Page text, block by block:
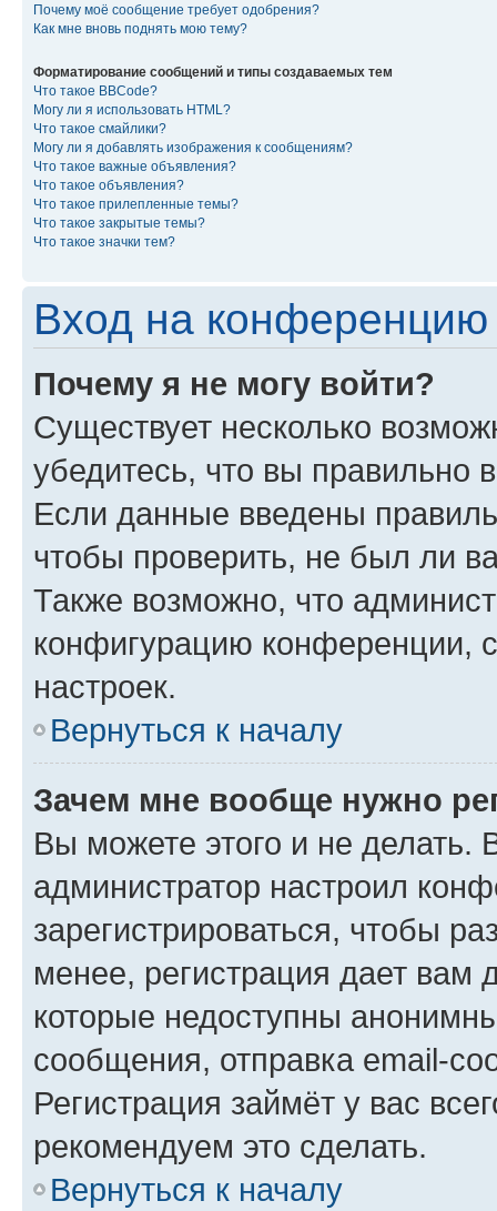
Почему моё сообщение требует одобрения?
Как мне вновь поднять мою тему?
Форматирование сообщений и типы создаваемых тем
Что такое BBCode?
Могу ли я использовать HTML?
Что такое смайлики?
Могу ли я добавлять изображения к сообщениям?
Что такое важные объявления?
Что такое объявления?
Что такое прилепленные темы?
Что такое закрытые темы?
Что такое значки тем?
Вход на конференцию
Почему я не могу войти?
Существует несколько
убедитесь, что вы правильно
Если данные введены
чтобы проверить, не был ли
Также возможно, что
конфигурацию конференции,
настроек.
Вернуться к началу
Зачем мне вообще нужно
Вы можете этого и не делать.
администратор настроил
зарегистрироваться, чтобы
менее, регистрация дает вам
которые недоступны
сообщения, отправка email-
Регистрация займёт у вас
рекомендуем это сделать.
Вернуться к началу